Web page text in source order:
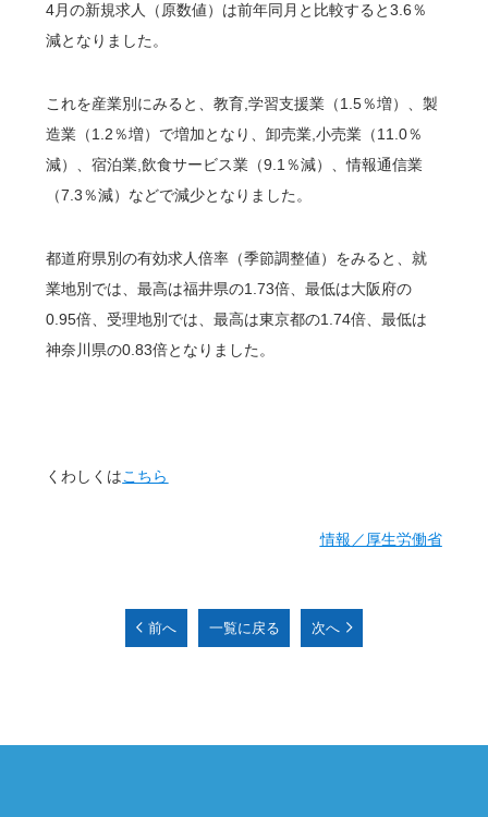
4月の新規求人（原数値）は前年同月と比較すると3.6％
減となりました。
これを産業別にみると、教育,学習支援業（1.5％増）、製
造業（1.2％増）で増加となり、卸売業,小売業（11.0％
減）、宿泊業,飲食サービス業（9.1％減）、情報通信業
（7.3％減）などで減少となりました。
都道府県別の有効求人倍率（季節調整値）をみると、就
業地別では、最高は福井県の1.73倍、最低は大阪府の
0.95倍、受理地別では、最高は東京都の1.74倍、最低は
神奈川県の0.83倍となりました。
くわしくはこちら
情報／厚生労働省
前へ 一覧に戻る 次へ